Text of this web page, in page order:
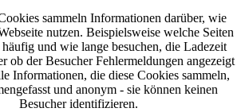
sammeln Informationen darüber, wie
nutzen. Beispielsweise welche Seiten
und wie lange besuchen, die Ladezeit
ob der Besucher Fehlermeldungen angezeigt
Informationen, die diese Cookies sammeln,
und anonym - sie können keinen
Besucher identifizieren.